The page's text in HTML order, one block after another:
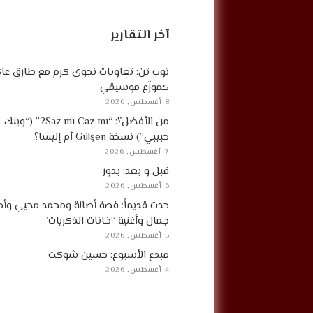
آخر التقارير
توب تن: تعاونات نجوى كرم مع طارق
كموزّع موسيقي
8 أغسطس, 2026
من الأفضل؟: “Saz mı Caz mı?” (“وينك
حبيبي”) نسخة Gülşen أم إليسا؟
7 أغسطس, 2026
قبل و بعد: بدور
6 أغسطس, 2026
حدث قديماً: قصة أصالة ومحمد محيي
جمال وأغنية “خانات الذكريات”
5 أغسطس, 2026
مبدع الأسبوع: حسين شوكت
4 أغسطس, 2026